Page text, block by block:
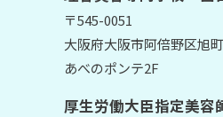
〒545-0051
大阪府大阪市阿倍野区旭
あべのポンテ2F
厚生労働大臣指定美容